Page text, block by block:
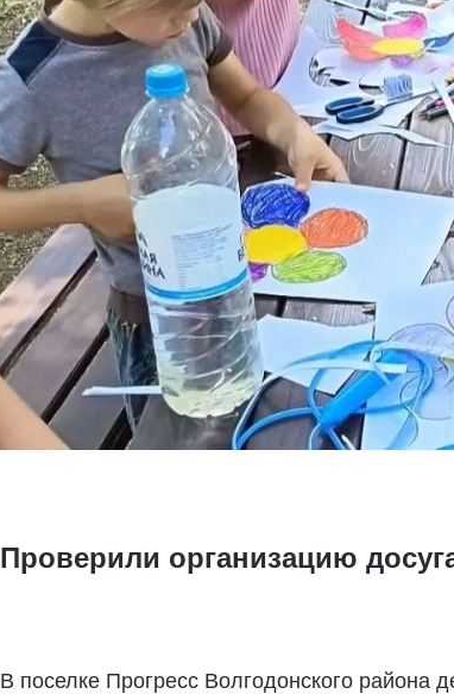
Проверили организацию
В поселке Прогресс Волгодонского района